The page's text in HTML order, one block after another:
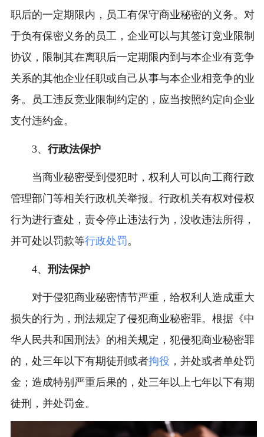
职后的一定期限内，员工有保守商业秘密的义务。对
于负有保密义务的员工，企业可以与其签订竞业限制
协议，限制其在离职后一定期限内到与本企业有竞争
关系的其他企业任职或自己从事与本企业相竞争的业
务。员工违反竞业限制约定的，应当按照约定向企业
支付违约金。
3、 行政法保护
当商业秘密受到侵犯时，权利人可以向工商行政
管理部门等相关行政机关举报。行政机关有权对侵权
行为进行查处，责令停止违法行为，没收违法所得，
并可处以罚款等行政处罚。
4、 刑法保护
对于侵犯商业秘密情节严重，给权利人造成重大
损失的行为，刑法规定了侵犯商业秘密罪。根据《中
华人民共和国刑法》的相关规定，犯侵犯商业秘密罪
的，处三年以下有期徒刑或者拘役 ，并处或者单处罚
金；造成特别严重后果的，处三年以上七年以下有期
徒刑，并处罚金。